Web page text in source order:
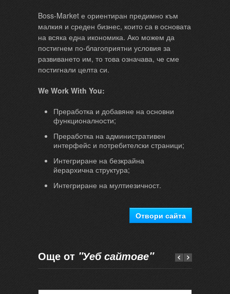
Boss-Market е ориентиран предимно към
малкия и среден бизнес, които са в основата
на всяка една икономика. Ако можем да
постигнем по-благоприятни условия за
развиването им, то това означава, че сме
постигнали целта си.
We Work With You:
Преработка и добавяне на основни
функционалности;
Преработка на административен
интерфейс и потребителски страници;
Интегриране на безкрайна
йерархична структура;
Интегриране на мултиезичност.
Отвори сайта
Още от "Уеб сайтове"